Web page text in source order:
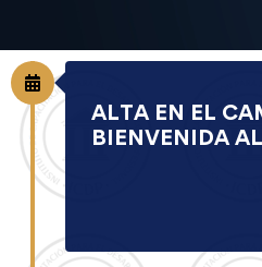
ALTA EN EL
BIENVENIDA